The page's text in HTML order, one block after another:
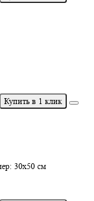
Купить в 1 клик
30х50 см